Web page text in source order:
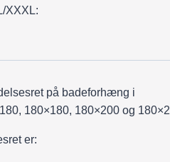
XXXL:
på badeforhæng i
180×180, 180×200 og
er: